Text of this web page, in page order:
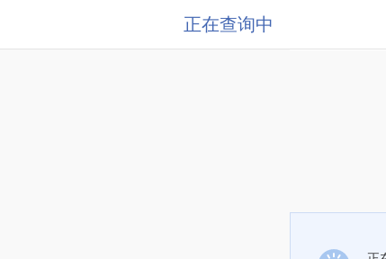
正在查询中